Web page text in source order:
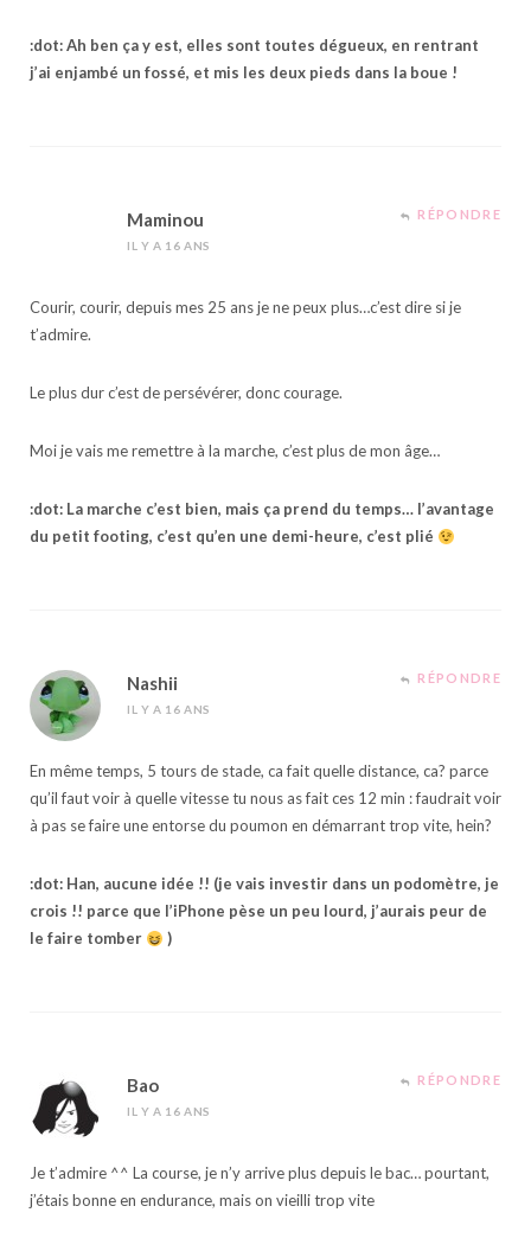
:dot: Ah ben ça y est, elles sont toutes dégueux, en rentrant
j’ai enjambé un fossé, et mis les deux pieds dans la boue !
Maminou
IL Y A 16 ANS
RÉPONDRE
Courir, courir, depuis mes 25 ans je ne peux plus…c’est dire si je
t’admire.
Le plus dur c’est de persévérer, donc courage.
Moi je vais me remettre à la marche, c’est plus de mon âge…
:dot: La marche c’est bien, mais ça prend du temps… l’avantage
du petit footing, c’est qu’en une demi-heure, c’est plié
Nashii
IL Y A 16 ANS
RÉPONDRE
En même temps, 5 tours de stade, ca fait quelle distance, ca? parce
qu’il faut voir à quelle vitesse tu nous as fait ces 12 min : faudrait voir
à pas se faire une entorse du poumon en démarrant trop vite, hein?
:dot: Han, aucune idée !! (je vais investir dans un podomètre, je
crois !! parce que l’iPhone pèse un peu lourd, j’aurais peur de
le faire tomber
)
Bao
IL Y A 16 ANS
RÉPONDRE
Je t’admire ^^ La course, je n’y arrive plus depuis le bac… pourtant,
j’étais bonne en endurance, mais on vieilli trop vite